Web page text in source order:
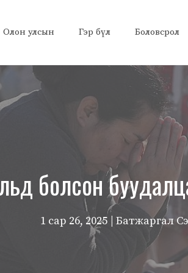
Олон улсын Гэр бүл Боловсрол
болсон
1 сар 26, 2025 | Батжаргал